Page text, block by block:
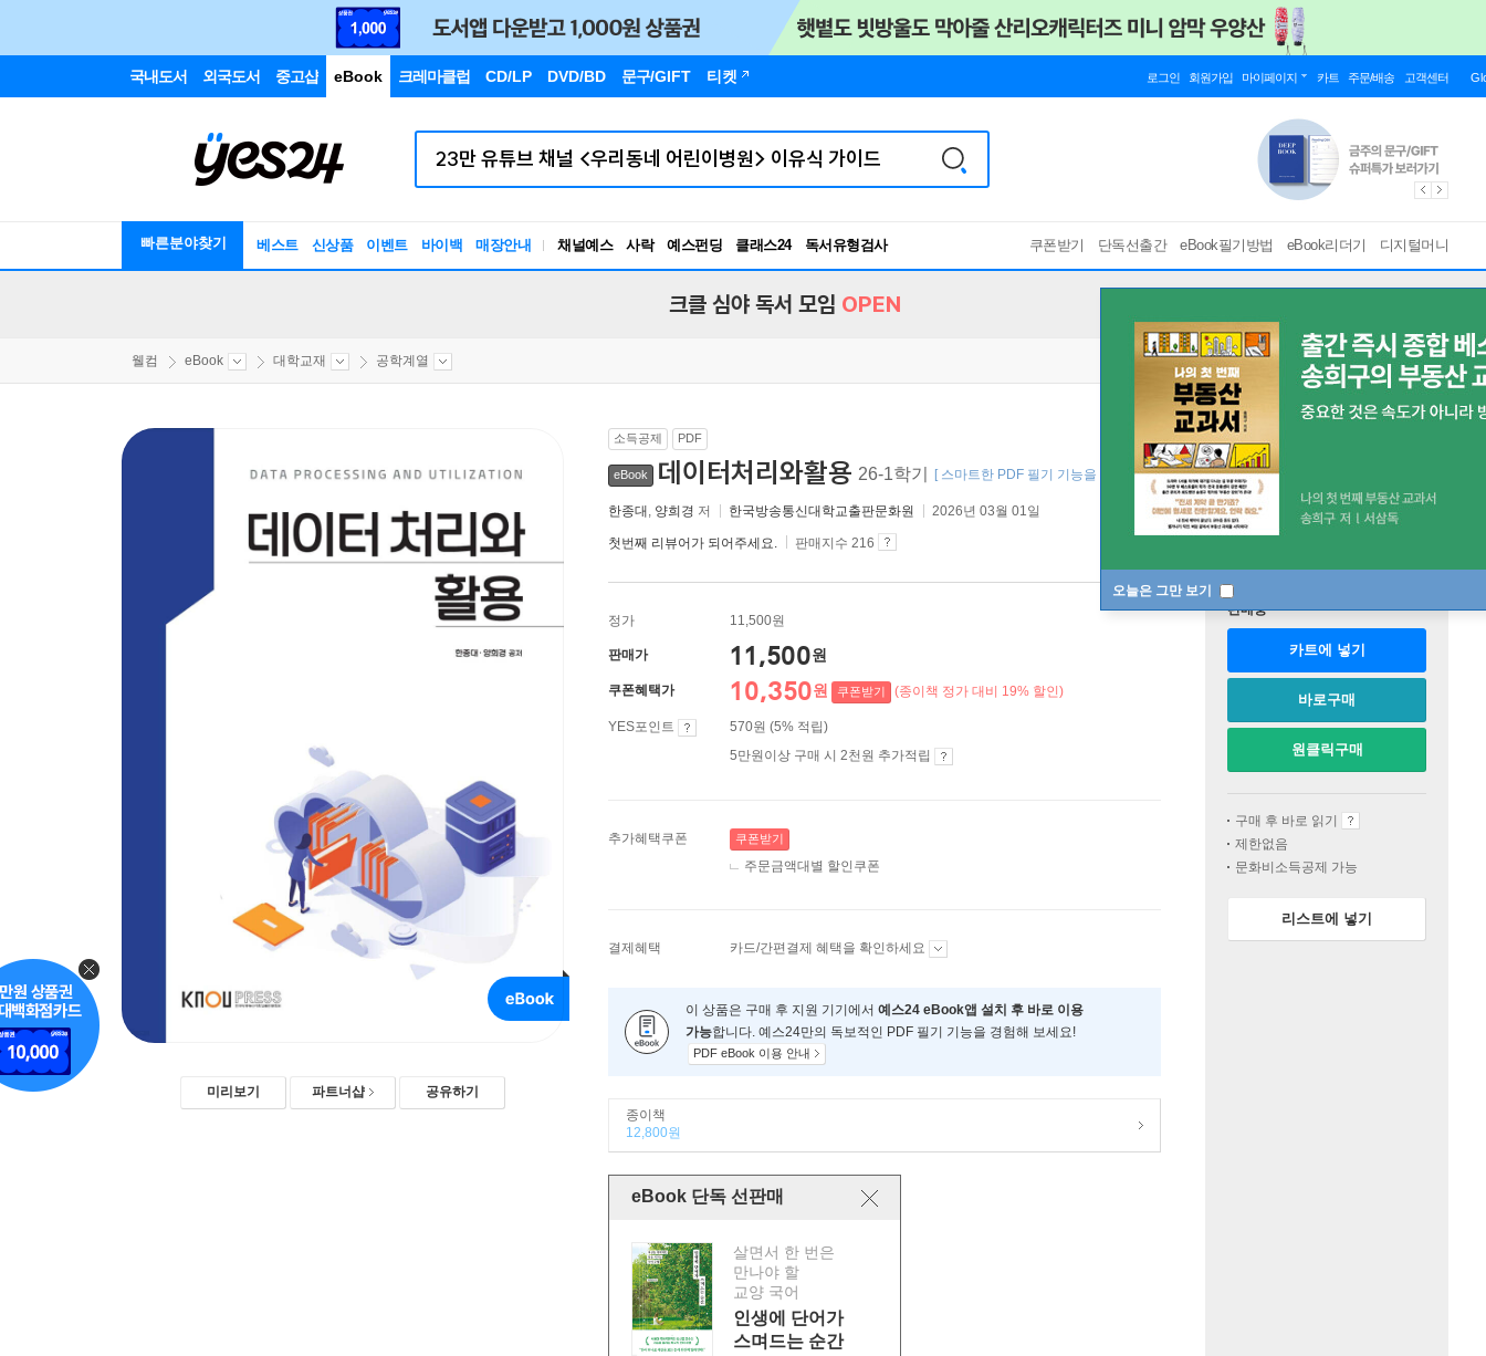
국내도서 외국도서 중고샵 eBook 크레마클럽 CD/LP DVD/BD 문구/GIFT 티켓 로그인 회원가입 마이페이지 카트 주문/배송 고객센터
빠른분야찾기 베스트 신상품 이벤트 바이백 매장안내 채널예스 사락 예스펀딩 클래스24
독서유형검사
RBTI Lab
쿠폰받기 단독선출간 eBook필기방법 eBook리더기 디지털머니
오늘은 그만 보기
크클 심야 독서 모임 OPEN
웰컴 eBook 대학교재 공학계열
미리보기 파트너샵 공유하기
소득공제 PDF
eBook 데이터처리와활용 26-1학기 [ 스마트한 PDF 필기 기능을 사용해 보세요! ]
한종대 , 양희경 저 한국방송통신대학교출판문화원 2026년 03월 01일
첫번째 리뷰어가 되어주세요. 판매지수 216
정가 11,500원
판매가 11,500원
쿠폰혜택가 10,350원 쿠폰받기 (종이책 정가 대비 19% 할인)
YES포인트
570원 (5% 적립)
5만원이상 구매 시 2천원 추가적립
추가혜택쿠폰 쿠폰받기
주문금액대별 할인쿠폰
결제혜택 카드/간편결제 혜택을 확인하세요
이 상품은 구매 후 지원 기기에서 예스24 eBook앱 설치 후 바로 이용
가능합니다. 예스24만의 독보적인 PDF 필기 기능을 경험해 보세요!
PDF eBook 이용 안내
종이책
12,800원
eBook 단독 선판매
살면서 한 번은
만나야 할
교양 국어
인생에 단어가
스며드는 순간
판매중
카트에 넣기
바로구매
원클릭구매
구매 후 바로 읽기
제한없음
문화비소득공제 가능
리스트에 넣기